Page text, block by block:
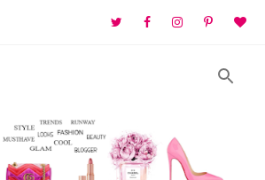
al contenido principal